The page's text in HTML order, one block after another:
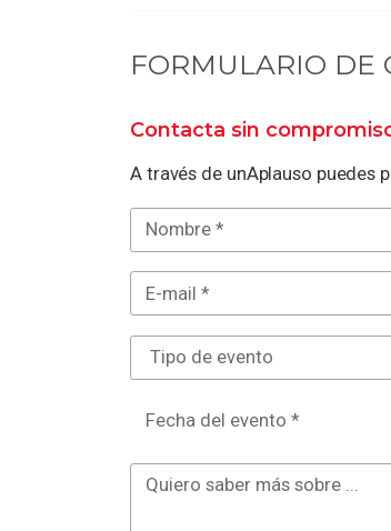
FORMULARIO DE
Contacta sin
A través de unAplauso puedes
Fecha del evento *